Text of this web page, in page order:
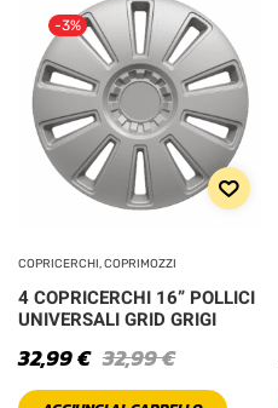
Sea Green
Silver
White
PRODOTTO SIZE
L M
S XL
-3%
COPRICERCHI, COPRIMOZZI
4 COPRICERCHI 16” POLLICI
UNIVERSALI GRID GRIGI
32,99€
32,99€